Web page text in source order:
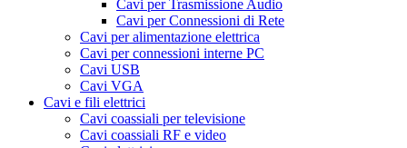
Cavi per Trasmissione Audio
Cavi per Connessioni di Rete
Cavi per alimentazione elettrica
Cavi per connessioni interne PC
Cavi USB
Cavi VGA
Cavi e fili elettrici
Cavi coassiali per televisione
Cavi coassiali RF e video